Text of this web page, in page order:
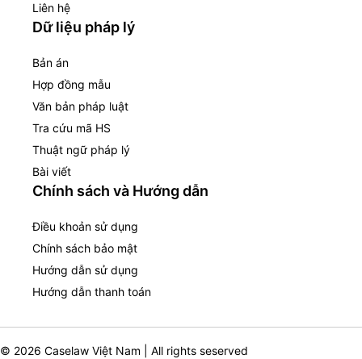
Liên hệ
Dữ liệu pháp lý
Bản án
Hợp đồng mẫu
Văn bản pháp luật
Tra cứu mã HS
Thuật ngữ pháp lý
Bài viết
Chính sách và Hướng dẫn
Điều khoản sử dụng
Chính sách bảo mật
Hướng dẫn sử dụng
Hướng dẫn thanh toán
© 2026 Caselaw Việt Nam | All rights seserved